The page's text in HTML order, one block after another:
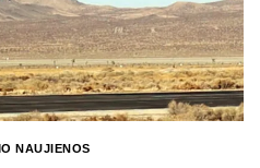
NAUJIENOS